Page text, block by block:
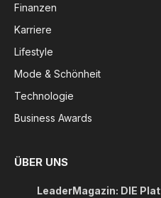
Finanzen
Karriere
Lifestyle
Mode & Schönheit
Technologie
Business Awards
ÜBER UNS
LeaderMagazin: DIE